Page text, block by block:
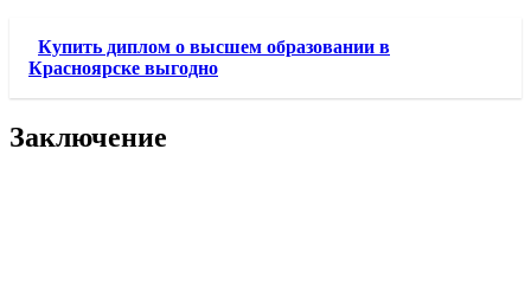
Купить диплом о высшем образовании в
Красноярске выгодно
Заключение